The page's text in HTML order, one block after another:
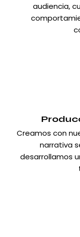
audiencia,
Creamos con
narrativa
desarrollamos